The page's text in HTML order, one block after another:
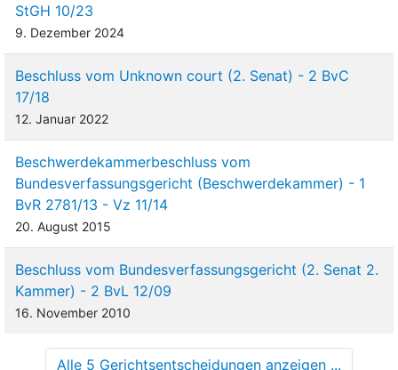
StGH 10/23
9. Dezember 2024
Beschluss vom Unknown court (2. Senat) - 2 BvC
17/18
12. Januar 2022
Beschwerdekammerbeschluss vom
Bundesverfassungsgericht (Beschwerdekammer) - 1
BvR 2781/13 - Vz 11/14
20. August 2015
Beschluss vom Bundesverfassungsgericht (2. Senat 2.
Kammer) - 2 BvL 12/09
16. November 2010
Alle 5 Gerichtsentscheidungen anzeigen ...